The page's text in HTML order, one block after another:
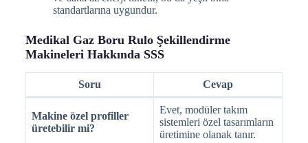
standartlarına uygundur.
Medikal Gaz Boru Rulo Şekillendirme
Makineleri Hakkında SSS
Soru Cevap
Makine özel profiller
üretebilir mi?
Evet, modüler takım
sistemleri özel tasarımların
üretimine olanak tanır.